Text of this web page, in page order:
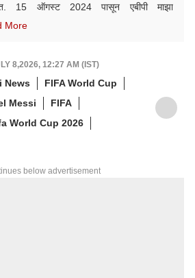
15 ऑगस्ट 2024 पासून एबीपी माझा
कार्यरत. क्रीडा क्षेत्रात आवड, गेल्या काही
More
8,2026, 12:27 AM (IST)
News
FIFA World Cup
Messi
FIFA
World Cup 2026
below advertisement